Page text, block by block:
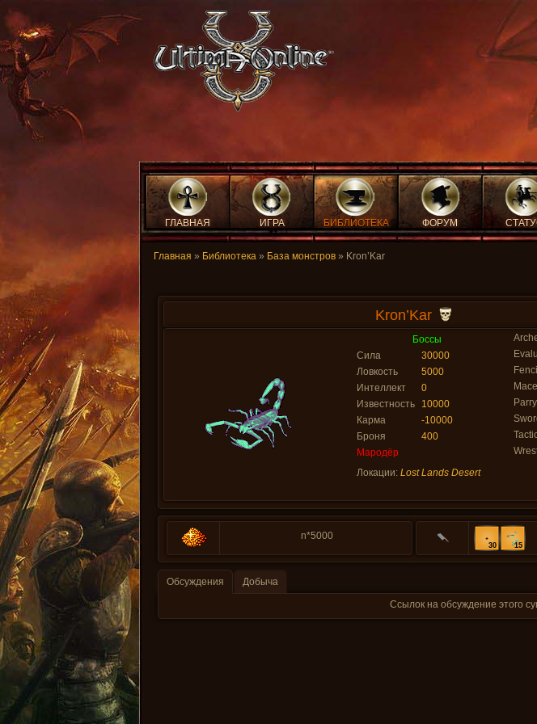
ГЛАВНАЯ ИГРА БИБЛИОТЕКА ФОРУМ
Главная » Библиотека » База монстров » Kron’Kar
Kron’Kar
Боссы
Сила
30000
Ловкость
5000
Интеллект
0
Известность
10000
Карма
-10000
Броня
400
Мародёр
Локации: Lost Lands Desert
n*5000
30 15
Обсуждения
Добыча
Ссылок на обсуждение этого